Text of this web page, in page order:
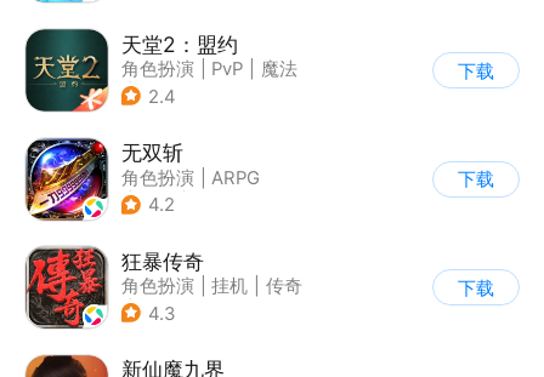
天堂2：盟约
角色扮演 PvP
魔法
| 开放世界
2.4
下载
无双斩
角色扮演
ARPG
| 传奇
4.2
下载
狂暴传奇
角色扮演 挂机
传奇
| 怀旧
4.3
下载
新仙魔九界